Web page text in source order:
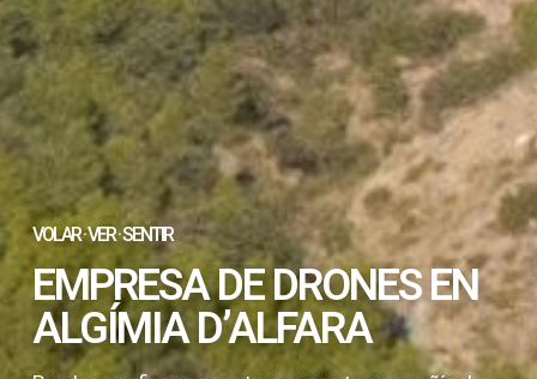
VOLAR · VER · SENTIR
EMPRESA DE DRONES EN
ALGÍMIA D’ALFARA